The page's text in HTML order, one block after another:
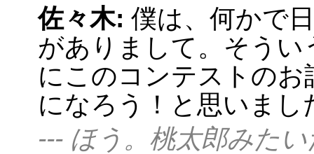
佐々木: 僕は、何かで
がありまして。そう
にこのコンテストの
になろう！と思いま
--- ほう。桃太郎みた